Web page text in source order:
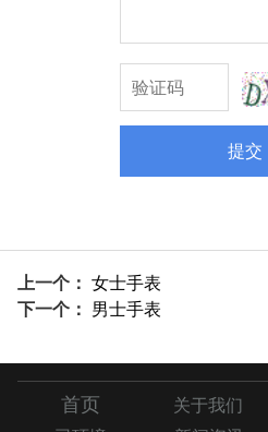
提交
上一个：女士手表
下一个： 男士手表
首页 关于我们